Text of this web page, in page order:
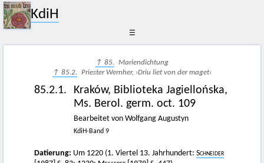
KdiH
☰
↑ 85. Mariendichtung
↑ 85.2. Priester Wernher, ›Driu liet von der maget‹
85.2.1.
Kraków, Biblioteka Jagiellońska,
Ms. Berol. germ. oct. 109
Bearbeitet von Wolfgang Augustyn
KdiH-Band 9
Datierung: Um 1220 (1. Viertel 13. Jahrhundert: Schneider